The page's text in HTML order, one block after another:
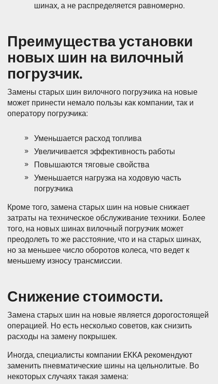
шинах, а не распределяется равномерно.
Преимущества установки
новых шин на вилочный
погрузчик.
Замены старых шин вилочного погрузчика на новые
может принести немало пользы как компании, так и
оператору погрузчика:
Уменьшается расход топлива
Увеличивается эффективность работы
Повышаются тяговые свойства
Уменьшается нагрузка на ходовую часть
погрузчика
Кроме того, замена старых шин на новые снижает
затраты на техническое обслуживание техники. Более
того, на новых шинах вилочный погрузчик может
преодолеть то же расстояние, что и на старых шинах,
но за меньшее число оборотов колеса, что ведет к
меньшему износу трансмиссии.
Снижение стоимости.
Замена старых шин на новые является дорогостоящей
операцией. Но есть несколько советов, как снизить
расходы на замену покрышек.
Иногда, специалисты компании EKKA рекомендуют
заменить пневматические шины на цельнолитые. Во
некоторых случаях такая замена: